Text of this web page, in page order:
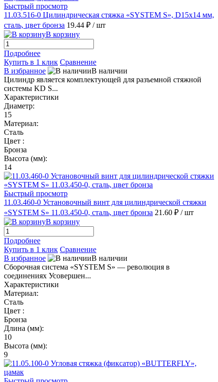
Быстрый просмотр
11.03.516-0 Цилиндрическая стяжка «SYSTEM S», D15x14 мм,
сталь, цвет бронза 19.44 ₽ / шт
В корзину
Подробнее
Купить в 1 клик Сравнение
В избранное
В наличии
Цилиндр является комплектующей для разъемной стяжной
системы KD S...
Характеристики
Диаметр:
15
Материал:
Сталь
Цвет :
Бронза
Высота (мм):
14
Быстрый просмотр
11.03.460-0 Установочный винт для цилиндрической стяжки
«SYSTEM S» 11.03.450-0, сталь, цвет бронза 21.60 ₽ / шт
В корзину
Подробнее
Купить в 1 клик Сравнение
В избранное
В наличии
Сборочная система «SYSTEM S» — революция в
соединениях Усовершен...
Характеристики
Материал:
Сталь
Цвет :
Бронза
Длина (мм):
10
Высота (мм):
9